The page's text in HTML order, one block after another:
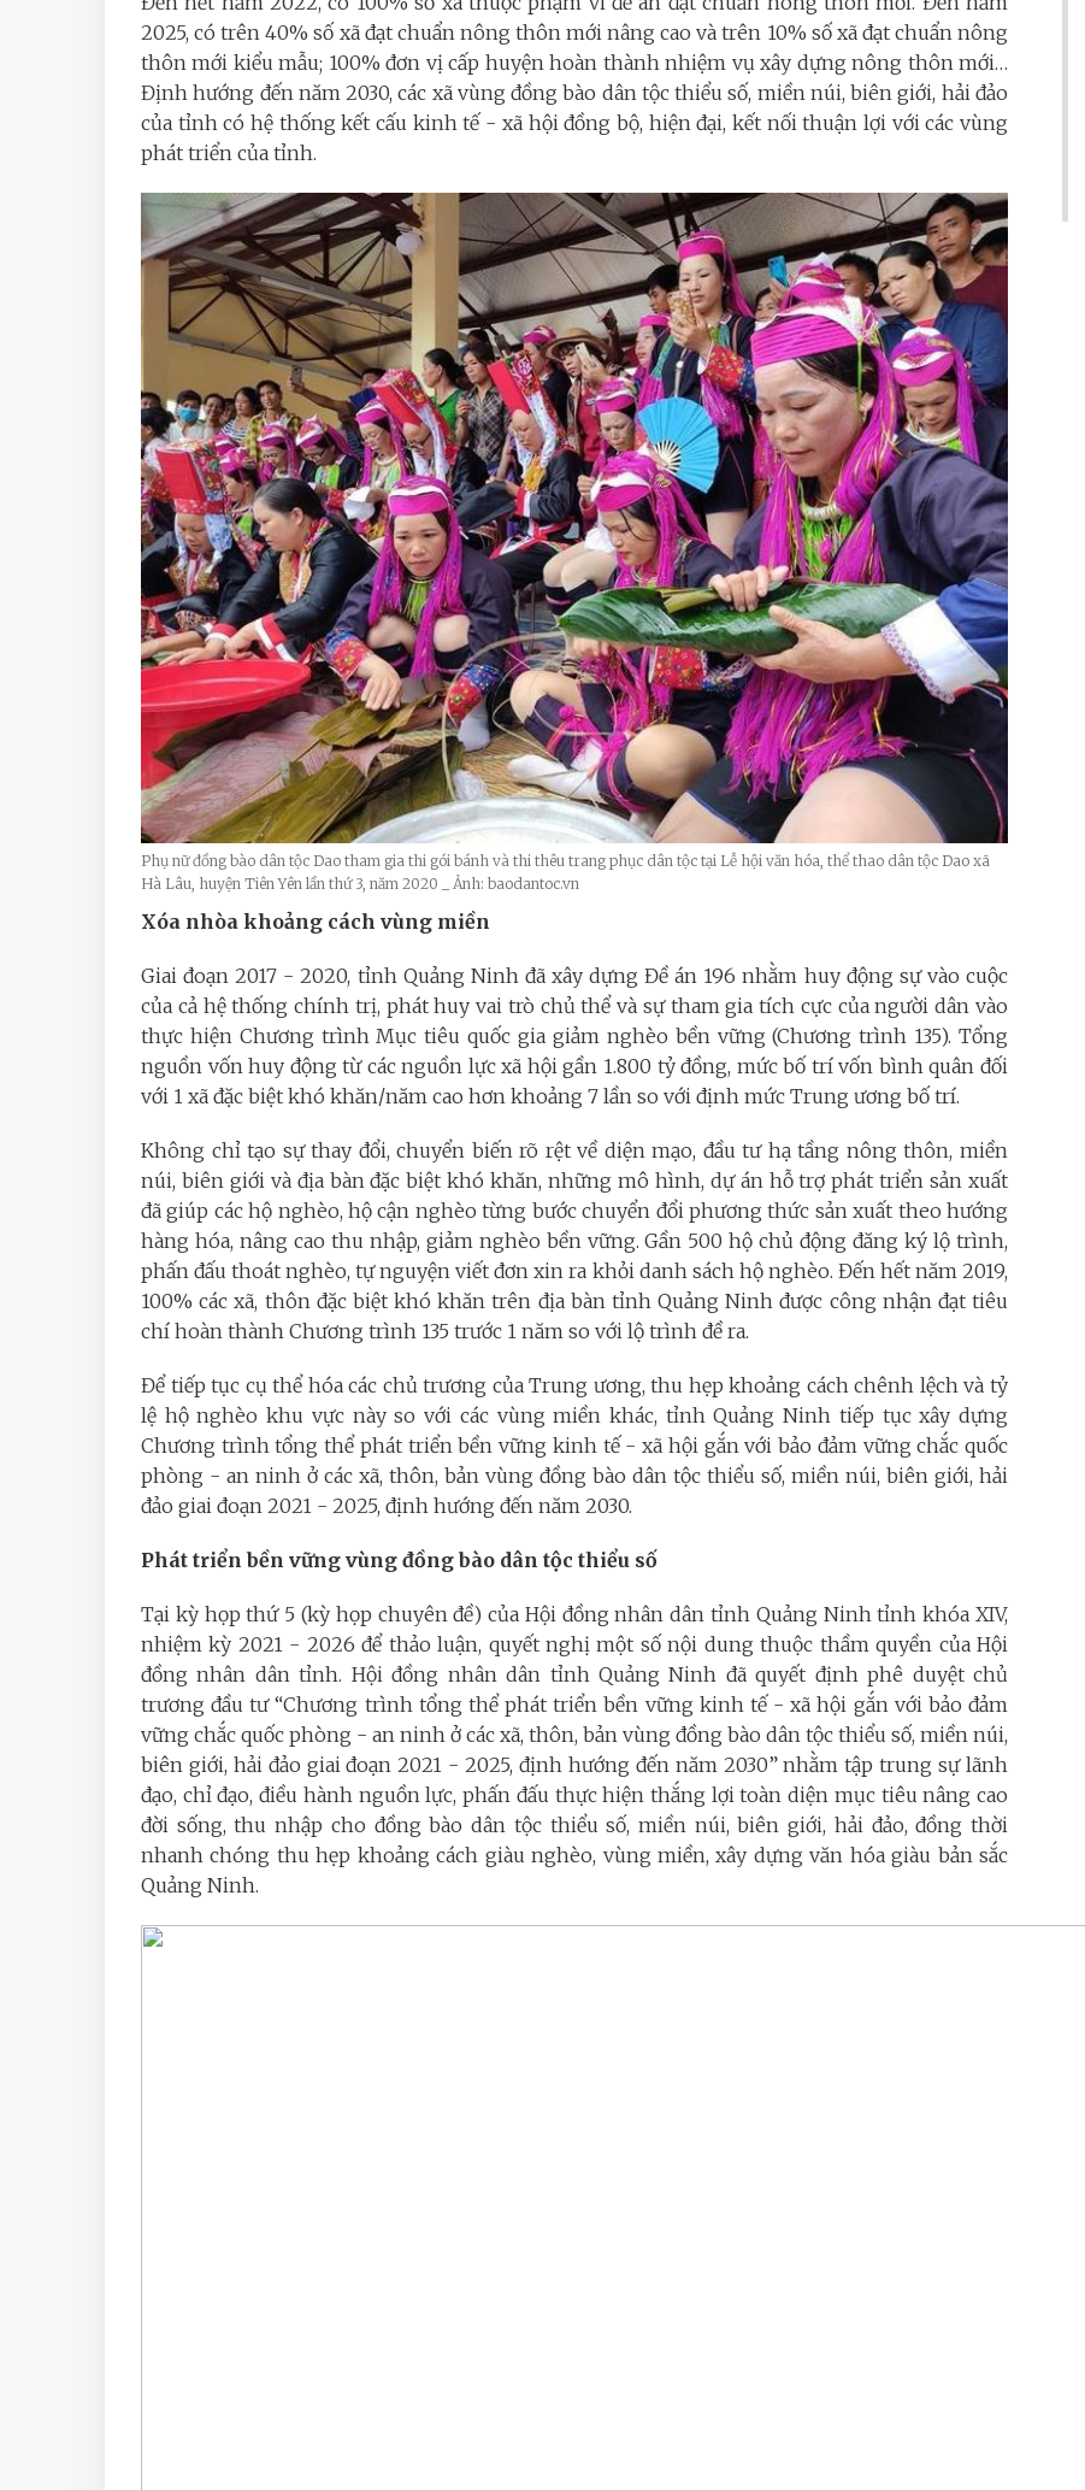
2025, có trên 40% số xã đạt chuẩn nông thôn mới nâng cao và trên 10% số xã đạt chuẩn nông
thôn mới kiểu mẫu; 100% đơn vị cấp huyện hoàn thành nhiệm vụ xây dựng nông thôn mới…
Định hướng đến năm 2030, các xã vùng đồng bào dân tộc thiểu số, miền núi, biên giới, hải đảo
của tỉnh có hệ thống kết cấu kinh tế - xã hội đồng bộ, hiện đại, kết nối thuận lợi với các vùng
phát triển của tỉnh.
Phụ nữ đồng bào dân tộc Dao tham gia thi gói bánh và thi thêu trang phục dân tộc tại Lễ hội văn hóa, thể thao dân tộc Dao xã
Hà Lâu, huyện Tiên Yên lần thứ 3, năm 2020 _ Ảnh: baodantoc.vn
Xóa nhòa khoảng cách vùng miền
Giai đoạn 2017 - 2020, tỉnh Quảng Ninh đã xây dựng Đề án 196 nhằm huy động sự vào cuộc
của cả hệ thống chính trị, phát huy vai trò chủ thể và sự tham gia tích cực của người dân vào
thực hiện Chương trình Mục tiêu quốc gia giảm nghèo bền vững (Chương trình 135). Tổng
nguồn vốn huy động từ các nguồn lực xã hội gần 1.800 tỷ đồng, mức bố trí vốn bình quân đối
với 1 xã đặc biệt khó khăn/năm cao hơn khoảng 7 lần so với định mức Trung ương bố trí.
Không chỉ tạo sự thay đổi, chuyển biến rõ rệt về diện mạo, đầu tư hạ tầng nông thôn, miền
núi, biên giới và địa bàn đặc biệt khó khăn, những mô hình, dự án hỗ trợ phát triển sản xuất
đã giúp các hộ nghèo, hộ cận nghèo từng bước chuyển đổi phương thức sản xuất theo hướng
hàng hóa, nâng cao thu nhập, giảm nghèo bền vững. Gần 500 hộ chủ động đăng ký lộ trình,
phấn đấu thoát nghèo, tự nguyện viết đơn xin ra khỏi danh sách hộ nghèo. Đến hết năm 2019,
100% các xã, thôn đặc biệt khó khăn trên địa bàn tỉnh Quảng Ninh được công nhận đạt tiêu
chí hoàn thành Chương trình 135 trước 1 năm so với lộ trình đề ra.
Để tiếp tục cụ thể hóa các chủ trương của Trung ương, thu hẹp khoảng cách chênh lệch và tỷ
lệ hộ nghèo khu vực này so với các vùng miền khác, tỉnh Quảng Ninh tiếp tục xây dựng
Chương trình tổng thể phát triển bền vững kinh tế - xã hội gắn với bảo đảm vững chắc quốc
phòng - an ninh ở các xã, thôn, bản vùng đồng bào dân tộc thiểu số, miền núi, biên giới, hải
đảo giai đoạn 2021 - 2025, định hướng đến năm 2030.
Phát triển bền vững vùng đồng bào dân tộc thiểu số
Tại kỳ họp thứ 5 (kỳ họp chuyên đề) của Hội đồng nhân dân tỉnh Quảng Ninh tỉnh khóa XIV,
nhiệm kỳ 2021 - 2026 để thảo luận, quyết nghị một số nội dung thuộc thầm quyền của Hội
đồng nhân dân tỉnh. Hội đồng nhân dân tỉnh Quảng Ninh đã quyết định phê duyệt chủ
trương đầu tư “Chương trình tổng thể phát triển bền vững kinh tế - xã hội gắn với bảo đảm
vững chắc quốc phòng - an ninh ở các xã, thôn, bản vùng đồng bào dân tộc thiểu số, miền núi,
biên giới, hải đảo giai đoạn 2021 - 2025, định hướng đến năm 2030” nhằm tập trung sự lãnh
đạo, chỉ đạo, điều hành nguồn lực, phấn đấu thực hiện thắng lợi toàn diện mục tiêu nâng cao
đời sống, thu nhập cho đồng bào dân tộc thiểu số, miền núi, biên giới, hải đảo, đồng thời
nhanh chóng thu hẹp khoảng cách giàu nghèo, vùng miền, xây dựng văn hóa giàu bản sắc
Quảng Ninh.